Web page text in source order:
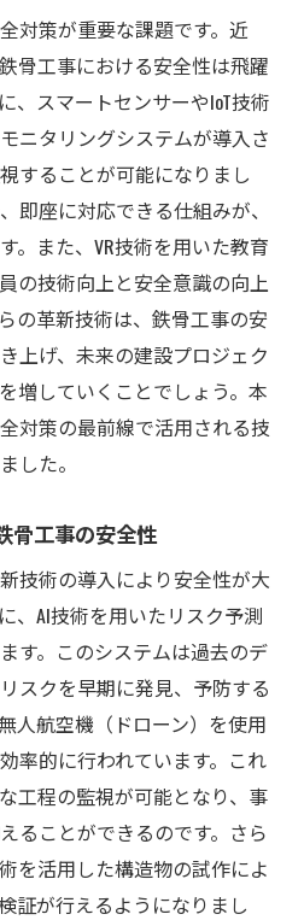
対策が重要な課題です。近
骨工事における安全性は飛躍
、スマートセンサーやIoT技術
ニタリングシステムが導入さ
することが可能になりまし
即座に対応できる仕組みが、
。また、VR技術を用いた教育
の技術向上と安全意識の向上
の革新技術は、鉄骨工事の安
上げ、未来の建設プロジェク
増していくことでしょう。本
対策の最前線で活用される技
した。
骨工事の安全性
技術の導入により安全性が大
、AI技術を用いたリスク予測
す。このシステムは過去のデ
スクを早期に発見、予防する
人航空機（ドローン）を使用
率的に行われています。これ
工程の監視が可能となり、事
ることができるのです。さら
を活用した構造物の試作によ
証が行えるようになりまし